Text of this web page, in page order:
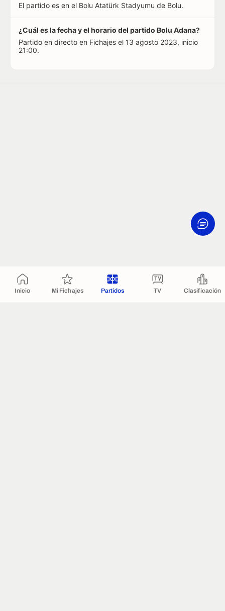
Inicio Mi Fichajes Partidos TV Clasificación
El partido es en el Bolu Atatürk Stadyumu de Bolu.
¿Cuál es la fecha y el horario del partido Bolu Adana?
Partido en directo en Fichajes el 13 agosto 2023, inicio
21:00.